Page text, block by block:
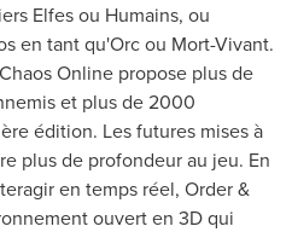
Elfes ou Humains, ou
en tant qu'Orc ou Mort-Vivant.
Online propose plus de
et plus de 2000
édition. Les futures mises à
plus de profondeur au jeu. En
en temps réel, Order &
ouvert en 3D qui